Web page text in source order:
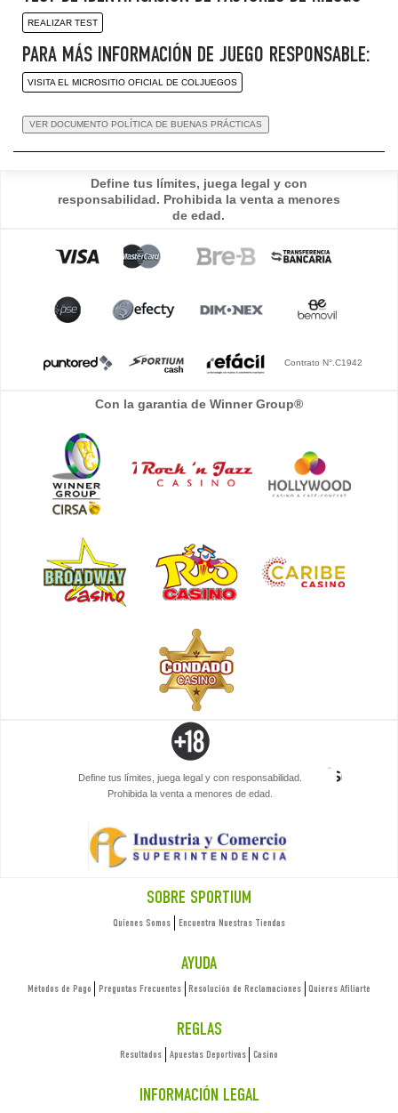
REALIZAR TEST
PARA MÁS INFORMACIÓN DE JUEGO RESPONSABLE:
VISITA EL MICROSITIO OFICIAL DE COLJUEGOS
Define tus límites, juega legal y con
responsabilidad. Prohibida la venta a menores
de edad.
Contrato N°.C1942
Con la garantia de Winner Group®
Define tus límites, juega legal y con responsabilidad.
Prohibida la venta a menores de edad.
SOBRE SPORTIUM
Quienes Somos Encuentra Nuestras Tiendas
AYUDA
Métodos de Pago Preguntas Frecuentes Resolución de Reclamaciones Quieres Afiliarte
REGLAS
Resultados Apuestas Deportivas Casino
INFORMACIÓN LEGAL